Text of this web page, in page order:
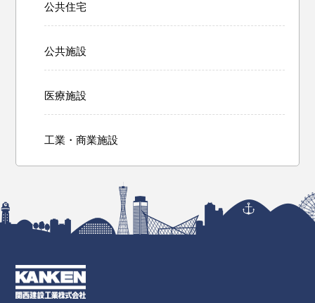
公共住宅
公共施設
医療施設
工業・商業施設